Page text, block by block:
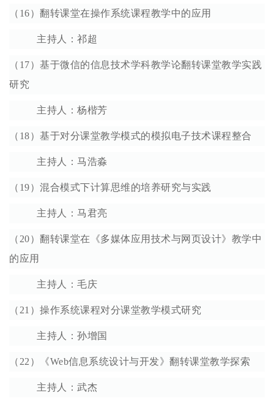
（16）翻转课堂在操作系统课程教学中的应用
主持人：祁超
（17）基于微信的信息技术学科教学论翻转课堂教学实践
研究
主持人：杨楷芳
（18）基于对分课堂教学模式的模拟电子技术课程整合
主持人：马浩淼
（19）混合模式下计算思维的培养研究与实践
主持人：马君亮
（20）翻转课堂在《多媒体应用技术与网页设计》教学中
的应用
主持人：毛庆
（21）操作系统课程对分课堂教学模式研究
主持人：孙增国
（22）《Web信息系统设计与开发》翻转课堂教学探索
主持人：武杰